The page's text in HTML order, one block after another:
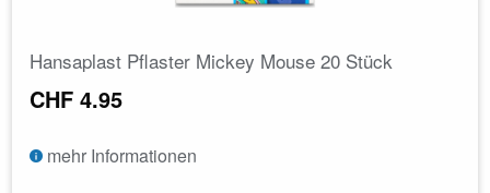
Hansaplast Pflaster Mickey Mouse 20 Stück
CHF 4.95
mehr Informationen